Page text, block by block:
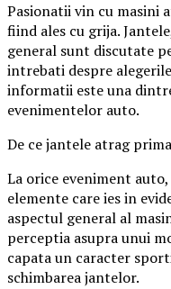
Pasionatii vin cu masini
fiind ales cu grija.
general sunt discutate
intrebati despre
informatii este una
evenimentelor auto.
De ce jantele atrag
La orice eveniment
elemente care ies in
aspectul general al
perceptia asupra unui
capata un caracter
schimbarea jantelor.